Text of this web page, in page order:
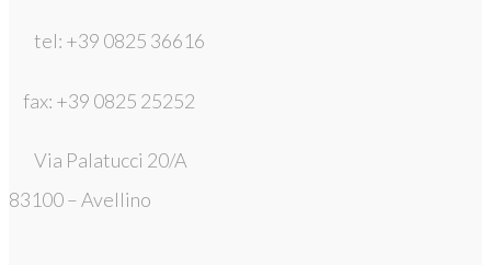
tel: +39 0825 36616
fax: +39 0825 25252
Via Palatucci 20/A
83100 – Avellino